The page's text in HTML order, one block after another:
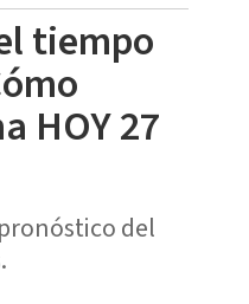
tiempo
HOY 27
del